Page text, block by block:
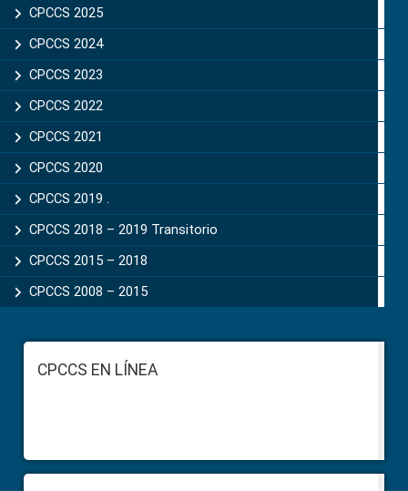
CPCCS 2025
CPCCS 2024
CPCCS 2023
CPCCS 2022
CPCCS 2021
CPCCS 2020
CPCCS 2019 .
CPCCS 2018 – 2019 Transitorio
CPCCS 2015 – 2018
CPCCS 2008 – 2015
FooterCPCCS EN LÍNEA